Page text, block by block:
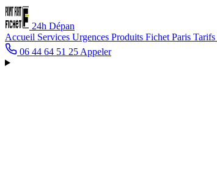
24h Dépan
Accueil Services Urgences Produits Fichet Paris Tarifs
06 44 64 51 25 Appeler